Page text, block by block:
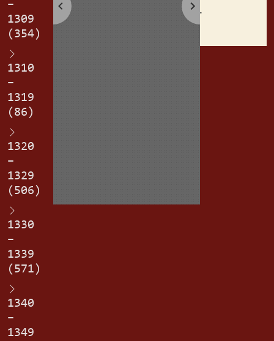
–
1309
(354)
1310
–
1319
(86)
1320
–
1329
(506)
1330
–
1339
(571)
1340
–
1349
erplichin.